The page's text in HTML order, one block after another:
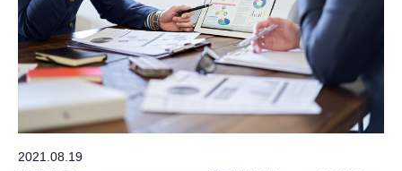
2021.08.19